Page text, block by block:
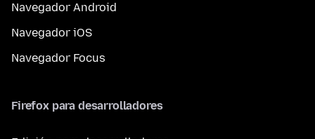
Navegador Android
Navegador iOS
Navegador Focus
Firefox para desarrolladores